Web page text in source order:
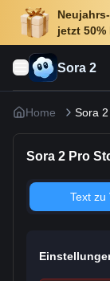
jetzt 50%
Sora 2
Home Sora
Sora 2 Pro
Text zu